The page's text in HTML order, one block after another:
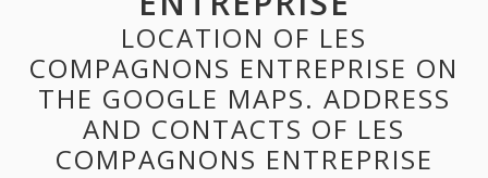
LOCATION OF LES
COMPAGNONS ENTREPRISE ON
THE GOOGLE MAPS. ADDRESS
AND CONTACTS OF LES
COMPAGNONS ENTREPRISE